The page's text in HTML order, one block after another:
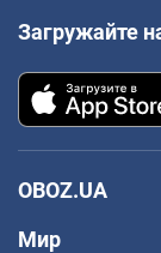
Загружайте
OBOZ.UA
Мир